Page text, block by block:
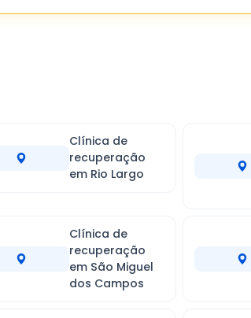
Clínica de
recuperação
em Rio Largo
Clínica de
recuperação
em São Miguel
dos Campos